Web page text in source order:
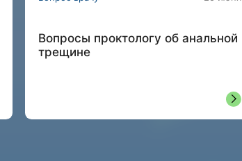
Вопросы проктологу об анальной
трещине